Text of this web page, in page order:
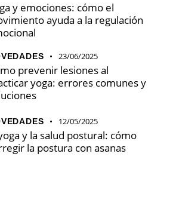
y emociones: cómo el
ayuda a la regulación
23/06/2025
prevenir lesiones al
yoga: errores comunes y
12/05/2025
y la salud postural: cómo
la postura con asanas